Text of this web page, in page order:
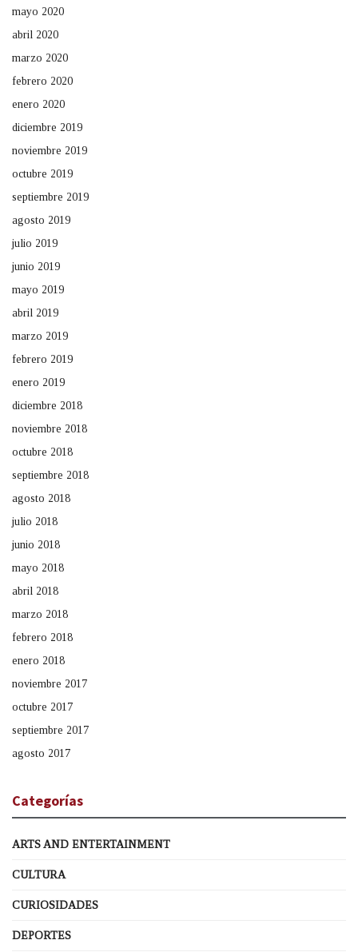
mayo 2020
abril 2020
marzo 2020
febrero 2020
enero 2020
diciembre 2019
noviembre 2019
octubre 2019
septiembre 2019
agosto 2019
julio 2019
junio 2019
mayo 2019
abril 2019
marzo 2019
febrero 2019
enero 2019
diciembre 2018
noviembre 2018
octubre 2018
septiembre 2018
agosto 2018
julio 2018
junio 2018
mayo 2018
abril 2018
marzo 2018
febrero 2018
enero 2018
noviembre 2017
octubre 2017
septiembre 2017
agosto 2017
Categorías
ARTS AND ENTERTAINMENT
CULTURA
CURIOSIDADES
DEPORTES